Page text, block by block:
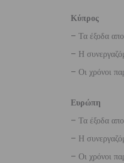
Κύπρος
– Τα έξοδα
– Η
– Οι χρόνοι
Ευρώπη
– Τα έξοδα
– Η
– Οι χρόνοι